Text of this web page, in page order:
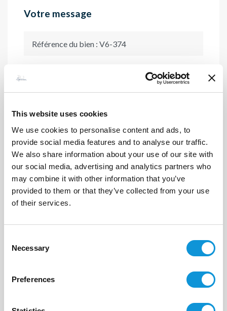
This website uses cookies
We use cookies to personalise content and ads, to
provide social media features and to analyse our traffic.
We also share information about your use of our site with
our social media, advertising and analytics partners who
may combine it with other information that you’ve
provided to them or that they’ve collected from your use
of their services.
Selection
Necessary
Preferences
Votre message
Ou appelez nous directement au :